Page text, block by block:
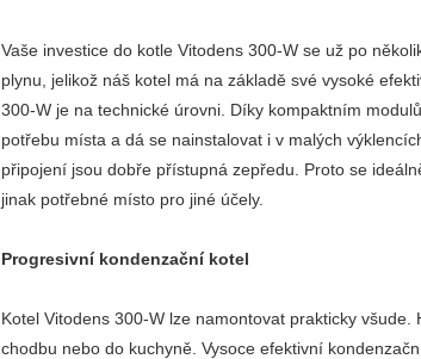
Vaše investice do kotle Vitodens 300-W se už po
plynu, jelikož náš kotel má na základě své vysoké
300-W je na technické úrovni. Díky kompaktním
potřebu místa a dá se nainstalovat i v malých
připojení jsou dobře přístupná zepředu. Proto se
jinak potřebné místo pro jiné účely.
Progresivní kondenzační kotel
Kotel Vitodens 300-W lze namontovat prakticky
chodbu nebo do kuchyně. Vysoce efektivní